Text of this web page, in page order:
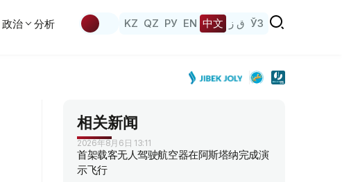
政治 分析 KZ QZ РУ EN 中文 ق ز ЎЗ
相关新闻
2026年8月6日 13:11
首架载客无人驾驶航空器在阿斯塔纳完成演
示飞行